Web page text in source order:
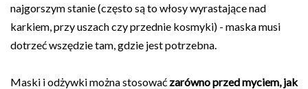
najgorszym stanie (często są to włosy wyrastające nad
karkiem, przy uszach czy przednie kosmyki) - maska musi
dotrzeć wszędzie tam, gdzie jest potrzebna.
Maski i odżywki można stosować zarówno przed myciem, jak